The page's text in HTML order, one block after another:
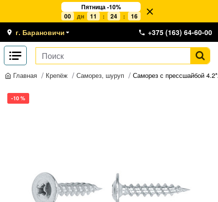
Пятница -10%
00
дн 11 : 24 : 15
г. Барановичи +375 (163) 64-60-00
Главная Крепёж Саморез, шуруп Саморез с прессшайбой
-10 %